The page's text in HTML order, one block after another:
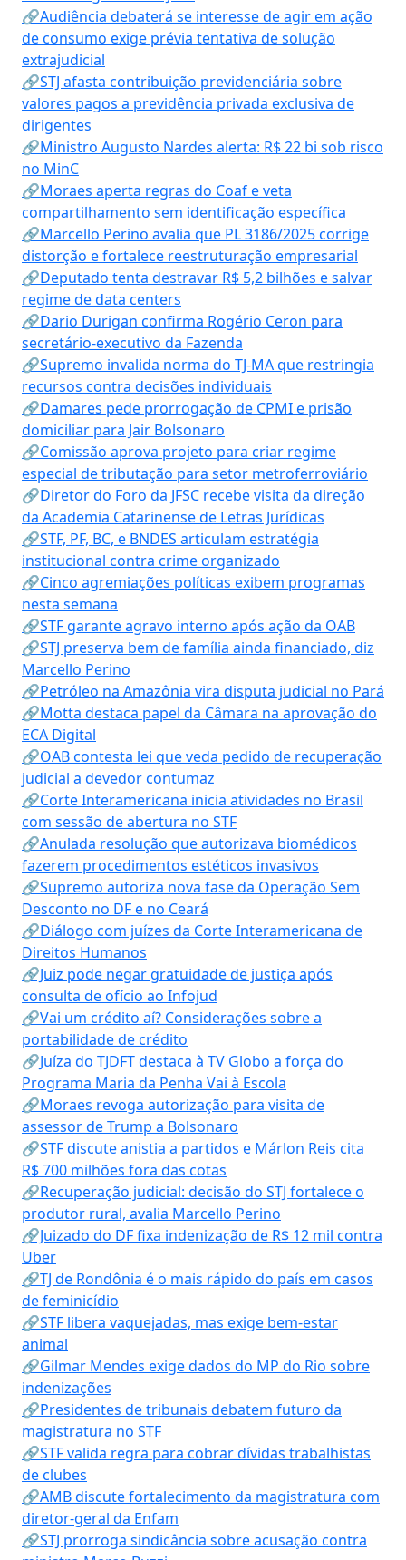
🔗Audiência debaterá se interesse de agir em ação
de consumo exige prévia tentativa de solução
extrajudicial
🔗STJ afasta contribuição previdenciária sobre
valores pagos a previdência privada exclusiva de
dirigentes
🔗Ministro Augusto Nardes alerta: R$ 22 bi sob risco
no MinC
🔗Moraes aperta regras do Coaf e veta
compartilhamento sem identificação específica
🔗Marcello Perino avalia que PL 3186/2025 corrige
distorção e fortalece reestruturação empresarial
🔗Deputado tenta destravar R$ 5,2 bilhões e salvar
regime de data centers
🔗Dario Durigan confirma Rogério Ceron para
secretário-executivo da Fazenda
🔗Supremo invalida norma do TJ-MA que restringia
recursos contra decisões individuais
🔗Damares pede prorrogação de CPMI e prisão
domiciliar para Jair Bolsonaro
🔗Comissão aprova projeto para criar regime
especial de tributação para setor metroferroviário
🔗Diretor do Foro da JFSC recebe visita da direção
da Academia Catarinense de Letras Jurídicas
🔗STF, PF, BC, e BNDES articulam estratégia
institucional contra crime organizado
🔗Cinco agremiações políticas exibem programas
nesta semana
🔗STF garante agravo interno após ação da OAB
🔗STJ preserva bem de família ainda financiado, diz
Marcello Perino
🔗Petróleo na Amazônia vira disputa judicial no Pará
🔗Motta destaca papel da Câmara na aprovação do
ECA Digital
🔗OAB contesta lei que veda pedido de recuperação
judicial a devedor contumaz
🔗Corte Interamericana inicia atividades no Brasil
com sessão de abertura no STF
🔗Anulada resolução que autorizava biomédicos
fazerem procedimentos estéticos invasivos
🔗Supremo autoriza nova fase da Operação Sem
Desconto no DF e no Ceará
🔗Diálogo com juízes da Corte Interamericana de
Direitos Humanos
🔗Juiz pode negar gratuidade de justiça após
consulta de ofício ao Infojud
🔗Vai um crédito aí? Considerações sobre a
portabilidade de crédito
🔗Juíza do TJDFT destaca à TV Globo a força do
Programa Maria da Penha Vai à Escola
🔗Moraes revoga autorização para visita de
assessor de Trump a Bolsonaro
🔗STF discute anistia a partidos e Márlon Reis cita
R$ 700 milhões fora das cotas
🔗Recuperação judicial: decisão do STJ fortalece o
produtor rural, avalia Marcello Perino
🔗Juizado do DF fixa indenização de R$ 12 mil contra
Uber
🔗TJ de Rondônia é o mais rápido do país em casos
de feminicídio
🔗STF libera vaquejadas, mas exige bem-estar
animal
🔗Gilmar Mendes exige dados do MP do Rio sobre
indenizações
🔗Presidentes de tribunais debatem futuro da
magistratura no STF
🔗STF valida regra para cobrar dívidas trabalhistas
de clubes
🔗AMB discute fortalecimento da magistratura com
diretor-geral da Enfam
🔗STJ prorroga sindicância sobre acusação contra